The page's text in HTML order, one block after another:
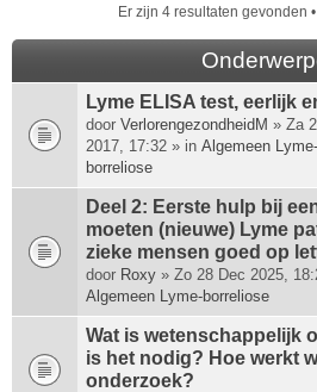
Er zijn 4 resultaten gevonden
Lyme ELISA test, eerlijk
door VerlorengezondheidM » Za
2017, 17:32 » in Algemeen Lyme-
borreliose
Deel 2: Eerste hulp bij
moeten (nieuwe) Lyme
zieke mensen goed op
door Roxy » Zo 28 Dec 2025,
Algemeen Lyme-borreliose
Wat is wetenschappelijk
is het nodig? Hoe werkt
onderzoek?